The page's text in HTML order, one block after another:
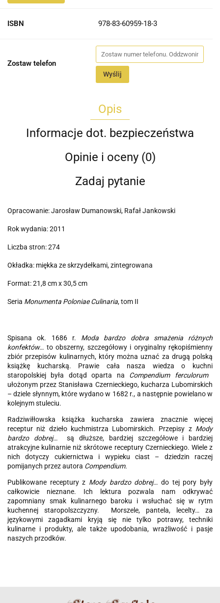
ISBN 978-83-60959-18-3
Zostaw telefon
Wyślij
Opis
Informacje dot. bezpieczeństwa
Opinie i oceny (0)
Zadaj pytanie
Opracowanie: Jarosław Dumanowski, Rafał Jankowski
Rok wydania: 2011
Liczba stron: 274
Okładka: miękka ze skrzydełkami, zintegrowana
Format: 21,8 cm x 30,5 cm
Seria Monumenta Poloniae Culinaria, tom II
Spisana ok. 1686 r. Moda bardzo dobra smażenia różnych
konfektów… to obszerny, szczegółowy i oryginalny rękopiśmienny
zbiór przepisów kulinarnych, który można uznać za drugą polską
książkę kucharską. Prawie cała nasza wiedza o kuchni
staropolskiej była dotąd oparta na Compendium ferculorum ­­­
ułożonym przez Stanisława Czernieckiego, kucharza Lubomirskich
– dziele słynnym, które wydano w 1682 r., a następnie powielano w
kolejnym stuleciu.
Radziwiłłowska książka kucharska zawiera znacznie więcej
receptur niż dzieło kuchmistrza Lubomirskich. Przepisy z Mody
bardzo dobrej…są dłuższe, bardziej szczegółowe i bardziej
atrakcyjne kulinarnie niż skrótowe receptury Czernieckiego. Wiele z
nich dotyczy cukiernictwa i wypieku ciast – dziedzin raczej
pomijanych przez autora Compendium.
Publikowane receptury z Mody bardzo dobrej… do tej pory były
całkowicie nieznane. Ich lektura pozwala nam odkrywać
zapomniany smak kulinarnego baroku i wsłuchać się w rytm
kuchennej staropolszczyzny. Morszele, pantela, lecelty… za
językowymi zagadkami kryją się nie tylko potrawy, techniki
kulinarne i produkty, ale także upodobania, wrażliwość i pasje
naszych przodków.